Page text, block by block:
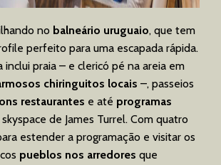
no balneário uruguaio, que tem
perfeito para uma escapada rápida.
praia – e clericó pé na areia em
chiringuitos locais –, passeios
restaurantes e até programas
de James Turrel. Com quatro
estender a programação e visitar os
pueblos nos arredores que